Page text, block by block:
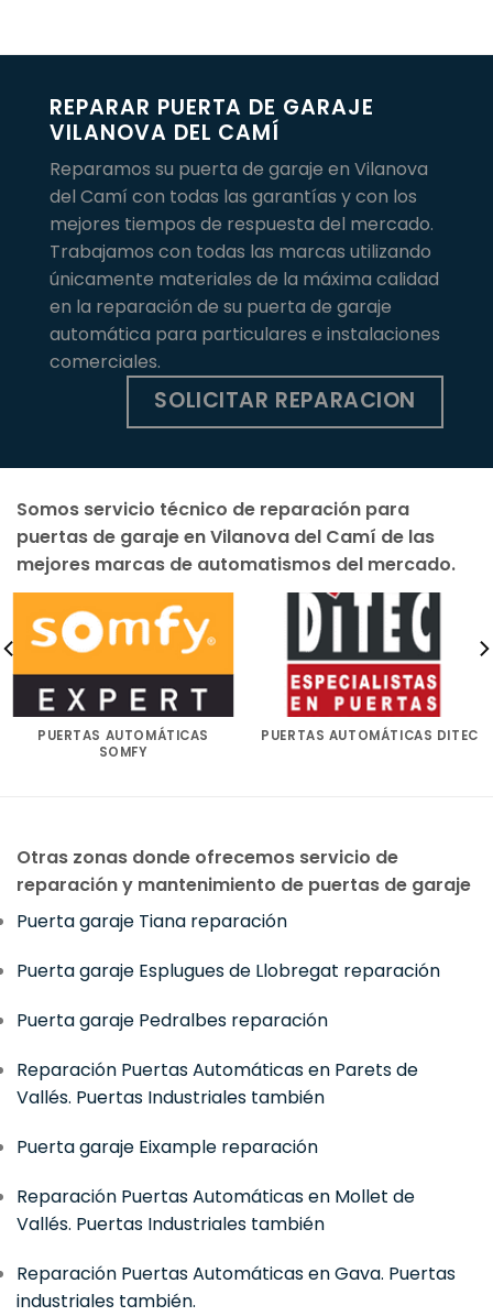
REPARAR PUERTA DE GARAJE
VILANOVA DEL CAMÍ
Reparamos su puerta de garaje en Vilanova
del Camí con todas las garantías y con los
mejores tiempos de respuesta del mercado.
Trabajamos con todas las marcas utilizando
únicamente materiales de la máxima calidad
en la reparación de su puerta de garaje
automática para particulares e instalaciones
comerciales.
SOLICITAR REPARACION
Somos servicio técnico de reparación para
puertas de garaje en Vilanova del Camí de las
mejores marcas de automatismos del mercado.
PUERTAS AUTOMÁTICAS
SOMFY
PUERTAS AUTOMÁTICAS DITEC
Otras zonas donde ofrecemos servicio de
reparación y mantenimiento de puertas de garaje
Puerta garaje Tiana reparación
Puerta garaje Esplugues de Llobregat reparación
Puerta garaje Pedralbes reparación
Reparación Puertas Automáticas en Parets de
Vallés. Puertas Industriales también
Puerta garaje Eixample reparación
Reparación Puertas Automáticas en Mollet de
Vallés. Puertas Industriales también
Reparación Puertas Automáticas en Gava. Puertas
industriales también.